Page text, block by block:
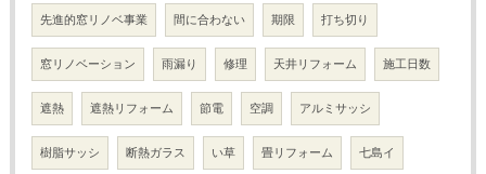
先進的窓リノベ事業 間に合わない 期限 打ち切り
窓リノベーション 雨漏り 修理 天井リフォーム 施工日数
遮熱 遮熱リフォーム 節電 空調 アルミサッシ
樹脂サッシ 断熱ガラス い草 畳リフォーム 七島イ